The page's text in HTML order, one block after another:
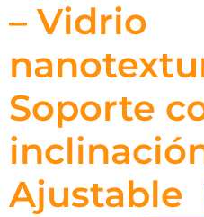
– Vidrio
Soporte
Ajustable